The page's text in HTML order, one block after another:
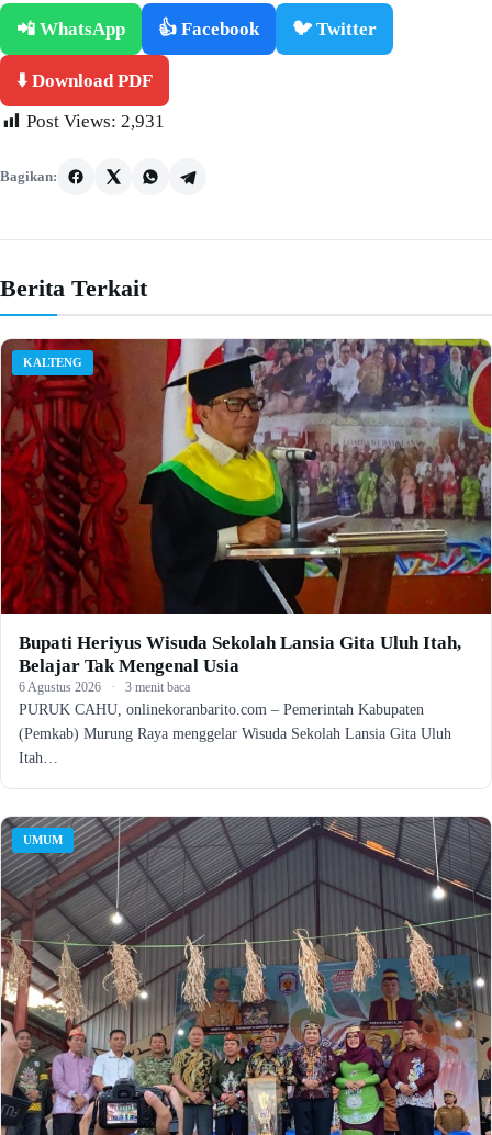
📲 WhatsApp 👍 Facebook 🐦 Twitter
⬇️ Download PDF
Post Views: 2,931
Bagikan:
Berita Terkait
KALTENG
Bupati Heriyus Wisuda Sekolah Lansia Gita Uluh Itah,
Belajar Tak Mengenal Usia
6 Agustus 2026 · 3 menit baca
PURUK CAHU, onlinekoranbarito.com – Pemerintah Kabupaten
(Pemkab) Murung Raya menggelar Wisuda Sekolah Lansia Gita Uluh
Itah…
UMUM